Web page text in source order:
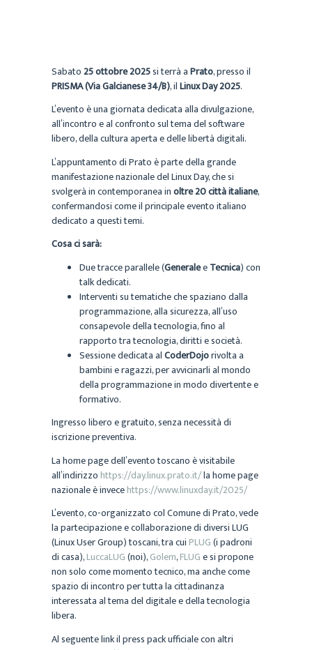
Sabato25 ottobre 2025si terrà aPrato, presso il
PRISMA (Via Galcianese 34/B), ilLinux Day 2025.
L’evento è una giornata dedicata alla divulgazione,
all’incontro e al confronto sul tema del software
libero, della cultura aperta e delle libertà digitali.
L’appuntamento di Prato è parte della grande
manifestazione nazionale del Linux Day, che si
svolgerà in contemporanea inoltre 20 città italiane,
confermandosi come il principale evento italiano
dedicato a questi temi.
Cosa ci sarà:
Due tracce parallele (GeneraleeTecnica) con
talk dedicati.
Interventi su tematiche che spaziano dalla
programmazione, alla sicurezza, all’uso
consapevole della tecnologia, fino al
rapporto tra tecnologia, diritti e società.
Sessione dedicata alCoderDojorivolta a
bambini e ragazzi, per avvicinarli al mondo
della programmazione in modo divertente e
formativo.
Ingresso libero e gratuito, senza necessità di
iscrizione preventiva.
La home page dell’evento toscano è visitabile
all’indirizzohttps://day.linux.prato.it/la home page
nazionale è invecehttps://www.linuxday.it/2025/
L’evento, co-organizzato col Comune di Prato, vede
la partecipazione e collaborazione di diversi LUG
(Linux User Group) toscani, tra cuiPLUG(i padroni
di casa),LuccaLUG(noi),Golem,FLUGe si propone
non solo come momento tecnico, ma anche come
spazio di incontro per tutta la cittadinanza
interessata al tema del digitale e della tecnologia
libera.
Al seguente link il press pack ufficiale con altri